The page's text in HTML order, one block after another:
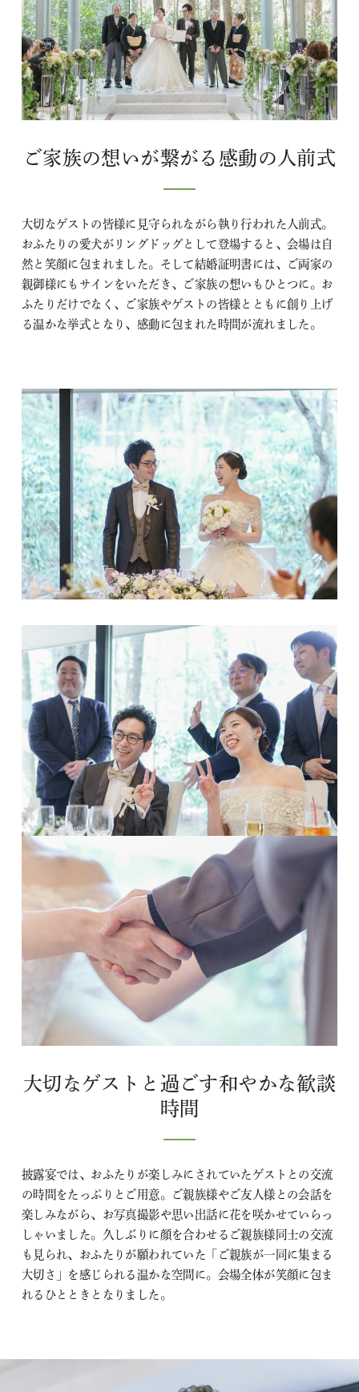
ご家族の想いが繋がる感動の人前式
大切なゲストの皆様に見守られながら執り行われた人前式。
おふたりの愛犬がリングドッグとして登場すると、会場は自
然と笑顔に包まれました。そして結婚証明書には、ご両家の
親御様にもサインをいただき、ご家族の想いもひとつに。お
ふたりだけでなく、ご家族やゲストの皆様とともに創り上げ
る温かな挙式となり、感動に包まれた時間が流れました。
大切なゲストと過ごす和やかな歓談
時間
披露宴では、おふたりが楽しみにされていたゲストとの交流
の時間をたっぷりとご用意。ご親族様やご友人様との会話を
楽しみながら、お写真撮影や思い出話に花を咲かせていらっ
しゃいました。久しぶりに顔を合わせるご親族様同士の交流
も見られ、おふたりが願われていた「ご親族が一同に集まる
大切さ」を感じられる温かな空間に。会場全体が笑顔に包ま
れるひとときとなりました。